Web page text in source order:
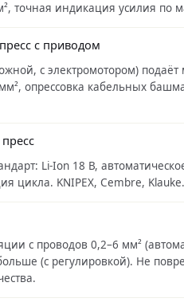
точная индикация усилия по
с приводом
с электромотором) подаёт
опрессовка кабельных
Li-Ion 18 В,
цикла. KNIPEX, Cembre,
с проводов 0,2–6 мм²
(с регулировкой). Не